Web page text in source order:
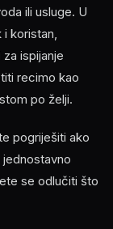
ili usluge. U
i koristan,
ispijanje
recimo kao
po želji.
pogriješiti ako
se odlučiti što